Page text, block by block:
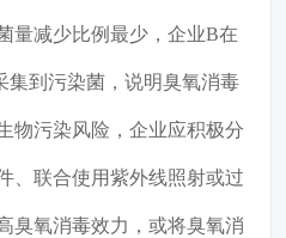
量减少比例最少，企业B在
集到污染菌，说明臭氧消毒
物污染风险，企业应积极分
、联合使用紫外线照射或过
臭氧消毒效力，或将臭氧消